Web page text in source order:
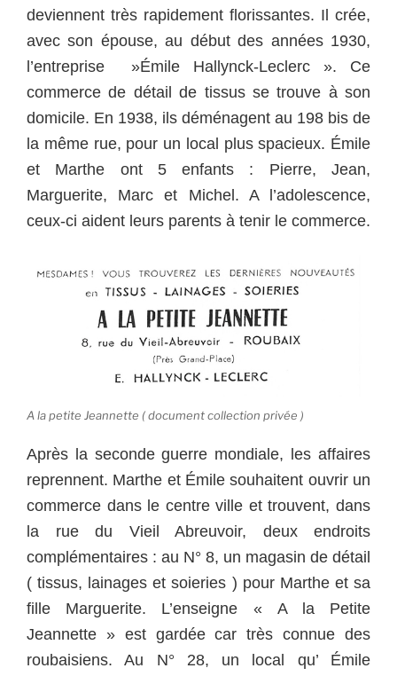
deviennent très rapidement florissantes. Il crée,
avec son épouse, au début des années 1930,
l’entreprise »Émile Hallynck-Leclerc ». Ce
commerce de détail de tissus se trouve à son
domicile. En 1938, ils déménagent au 198 bis de
la même rue, pour un local plus spacieux. Émile
et Marthe ont 5 enfants : Pierre, Jean,
Marguerite, Marc et Michel. A l’adolescence,
ceux-ci aident leurs parents à tenir le commerce.
A la petite Jeannette ( document collection privée )
Après la seconde guerre mondiale, les affaires
reprennent. Marthe et Émile souhaitent ouvrir un
commerce dans le centre ville et trouvent, dans
la rue du Vieil Abreuvoir, deux endroits
complémentaires : au N° 8, un magasin de détail
( tissus, lainages et soieries ) pour Marthe et sa
fille Marguerite. L’enseigne « A la Petite
Jeannette » est gardée car très connue des
roubaisiens. Au N° 28, un local qu’ Émile